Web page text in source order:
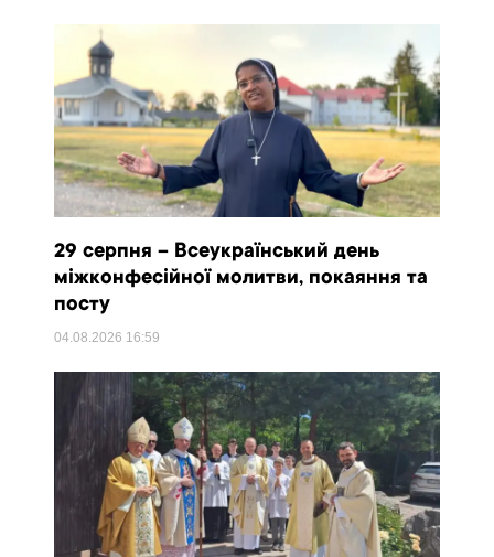
29 серпня – Всеукраїнський день
міжконфесійної молитви, покаяння та
посту
04.08.2026 16:59